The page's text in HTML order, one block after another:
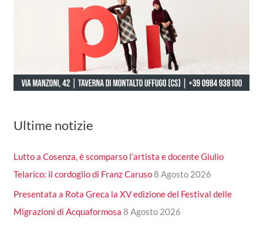
Ultime notizie
Lutto a Cosenza, è scomparso l’artista e docente Giulio
Telarico: il cordoglio di Franz Caruso8 Agosto 2026
Presentata a Rota Greca la XV edizione del Festival delle
Migrazioni di Acquaformosa 8 Agosto 2026